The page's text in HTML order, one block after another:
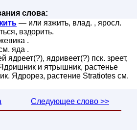
слова:
— или язжить, влад. , яросл.
вздорить.
.
яда .
ядреет(?), ядривеет(?) пск. зреет,
и ятрышник, растенье
Ядрорез, растение Stratiotes см.
Следующее слово >>